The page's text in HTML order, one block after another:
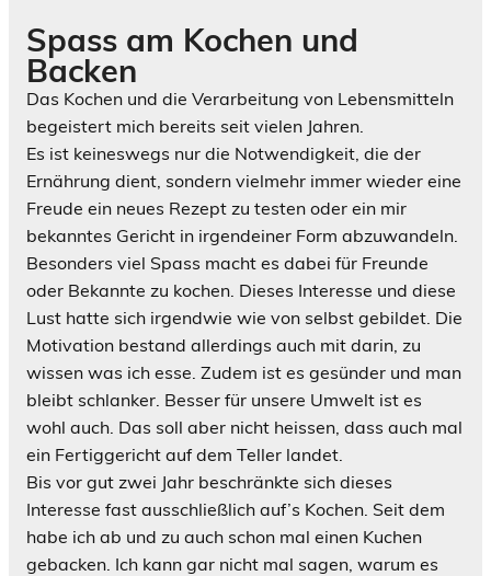
Spass am Kochen und
Backen
Das Kochen und die Verarbeitung von Lebensmitteln
begeistert mich bereits seit vielen Jahren.
Es ist keineswegs nur die Notwendigkeit, die der
Ernährung dient, sondern vielmehr immer wieder eine
Freude ein neues Rezept zu testen oder ein mir
bekanntes Gericht in irgendeiner Form abzuwandeln.
Besonders viel Spass macht es dabei für Freunde
oder Bekannte zu kochen. Dieses Interesse und diese
Lust hatte sich irgendwie wie von selbst gebildet. Die
Motivation bestand allerdings auch mit darin, zu
wissen was ich esse. Zudem ist es gesünder und man
bleibt schlanker. Besser für unsere Umwelt ist es
wohl auch. Das soll aber nicht heissen, dass auch mal
ein Fertiggericht auf dem Teller landet.
Bis vor gut zwei Jahr beschränkte sich dieses
Interesse fast ausschließlich auf’s Kochen. Seit dem
habe ich ab und zu auch schon mal einen Kuchen
gebacken. Ich kann gar nicht mal sagen, warum es